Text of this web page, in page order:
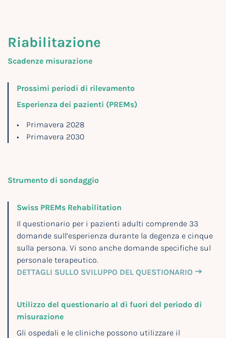
Riabilitazione
Scadenze misurazione
Prossimi periodi di rilevamento
Esperienza dei pazienti (PREMs)
Primavera 2028
Primavera 2030
Strumento di sondaggio
Swiss PREMs Rehabilitation
Il questionario per i pazienti adulti comprende 33
domande sull’esperienza durante la degenza e cinque
sulla persona. Vi sono anche domande specifiche sul
personale terapeutico.
DETTAGLI SULLO SVILUPPO DEL QUESTIONARIO
Utilizzo del questionario al di fuori del periodo di
misurazione
Gli ospedali e le cliniche possono utilizzare il